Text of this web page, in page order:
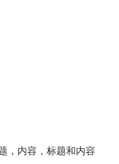
，内容，标题和内容